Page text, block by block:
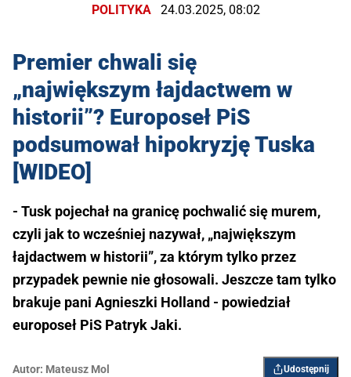
POLITYKA 24.03.2025, 08:02
Premier chwali się
„największym łajdactwem w
historii”? Europoseł PiS
podsumował hipokryzję Tuska
[WIDEO]
- Tusk pojechał na granicę pochwalić się murem,
czyli jak to wcześniej nazywał, „największym
łajdactwem w historii”, za którym tylko przez
przypadek pewnie nie głosowali. Jeszcze tam tylko
brakuje pani Agnieszki Holland - powiedział
europoseł PiS Patryk Jaki.
Autor: Mateusz Mol Udostępnij